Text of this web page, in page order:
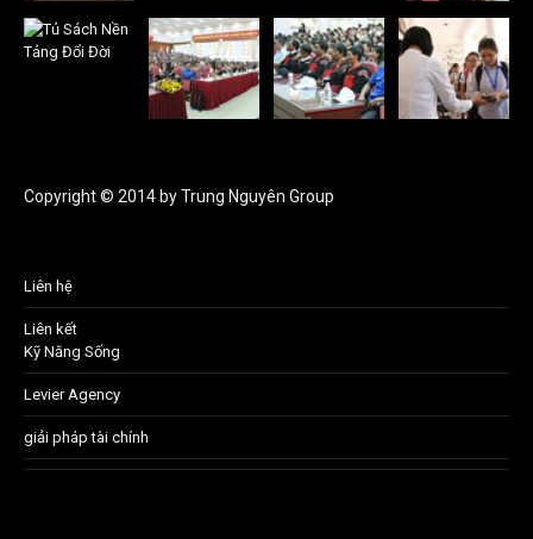
Copyright © 2014 by Trung Nguyên Group
Liên hệ
Liên kết
Kỹ Năng Sống
Levier Agency
giải pháp tài chính